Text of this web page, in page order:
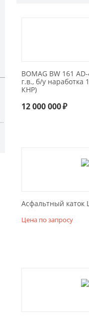
BOMAG BW 161
г.в., б/у наработка
КНР)
12 000 000₽
Асфальтный каток
Цена по запросу